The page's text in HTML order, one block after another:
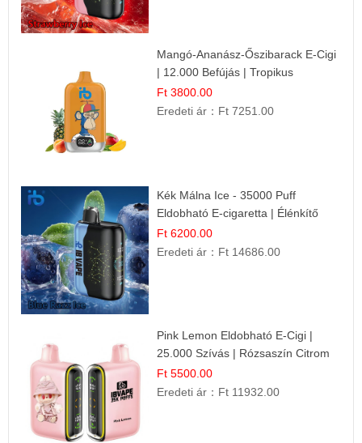
Mangó-Ananász-Őszibarack E-Cigi
| 12.000 Befújás | Tropikus
Gyümölcs Íz
Ft 3800.00
Eredeti ár： Ft 7251.00
Kék Málna Ice - 35000 Puff
Eldobható E-cigaretta | Élénkítő
Gyümölcsös Frissesség!
Ft 6200.00
Eredeti ár： Ft 14686.00
Pink Lemon Eldobható E-Cigi |
25.000 Szívás | Rózsaszín Citrom
Íz
Ft 5500.00
Eredeti ár： Ft 11932.00